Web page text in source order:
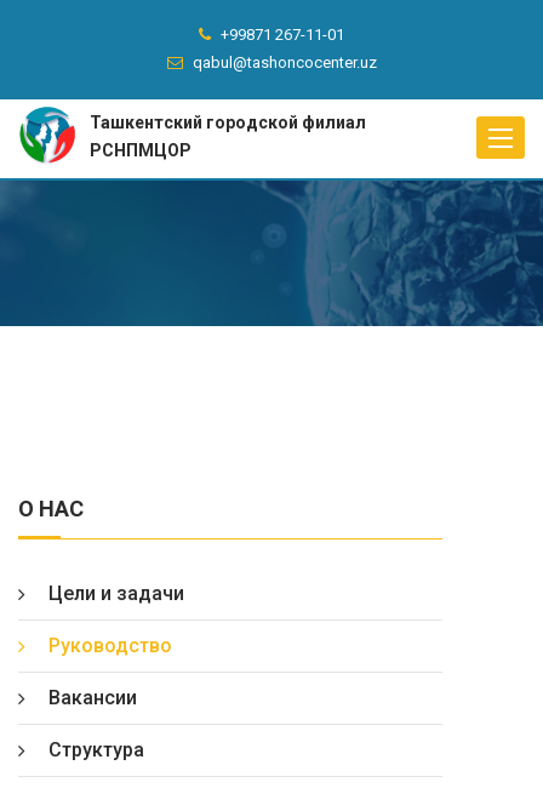
+99871 267-11-01
qabul@tashoncocenter.uz
Toggle
Ташкентский городской филиал
РСНПМЦОР
О НАС
Цели и задачи
Руководство
Вакансии
Структура